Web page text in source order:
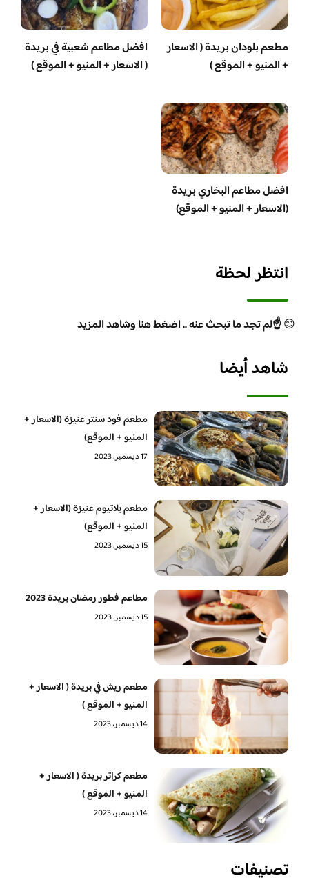
مطعم بلودان بريدة ( الاسعار
+ المنيو + الموقع )
افضل مطاعم شعبية في بريدة
( الاسعار + المنيو + الموقع )
افضل مطاعم البخاري بريدة
(الاسعار + المنيو + الموقع)
انتظر لحظة
😊☝️لم تجد ما تبحث عنه .. اضغط هنا وشاهد المزيد
شاهد أيضا
مطعم فود سنتر عنيزة (الاسعار +
المنيو + الموقع)
17 ديسمبر، 2023
مطعم بلاتيوم عنيزة (الاسعار +
المنيو + الموقع)
15 ديسمبر، 2023
مطاعم فطور رمضان بريدة 2023
15 ديسمبر، 2023
مطعم ريش في بريدة ( الاسعار +
المنيو + الموقع )
14 ديسمبر، 2023
مطعم كراتر بريدة ( الاسعار +
المنيو + الموقع )
14 ديسمبر، 2023
تصنيفات